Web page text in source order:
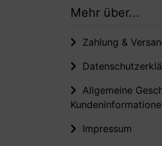
Mehr über...
Zahlung &
Allgemeine
Impressum